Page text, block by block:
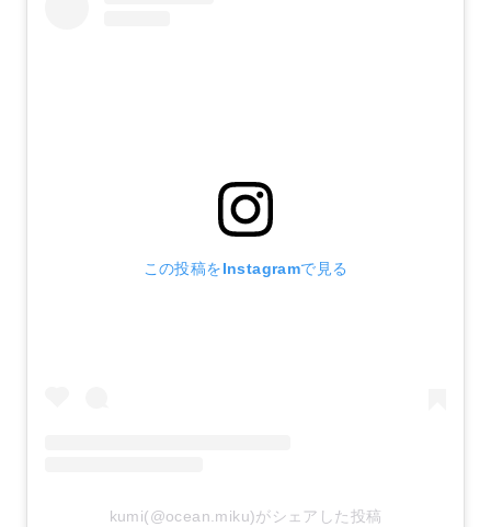
この投稿をInstagramで見る
kumi(@ocean.miku)がシェアした投稿